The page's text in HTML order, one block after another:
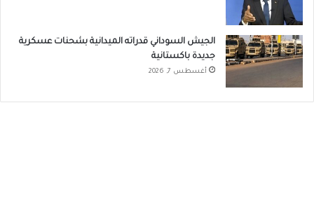
الجيش السوداني قدراته الميدانية بشحنات عسكرية
جديدة باكستانية
أغسطس 7, 2026